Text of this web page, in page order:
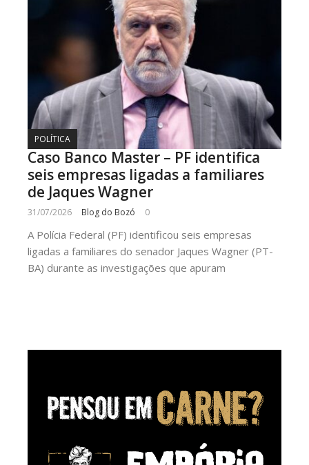
POLÍTICA
Caso Banco Master – PF identifica
seis empresas ligadas a familiares
de Jaques Wagner
31/07/2026 Blog do Bozó 0
A Polícia Federal (PF) identificou seis empresas
ligadas a familiares do senador Jaques Wagner (PT-
BA) durante as investigações que apuram